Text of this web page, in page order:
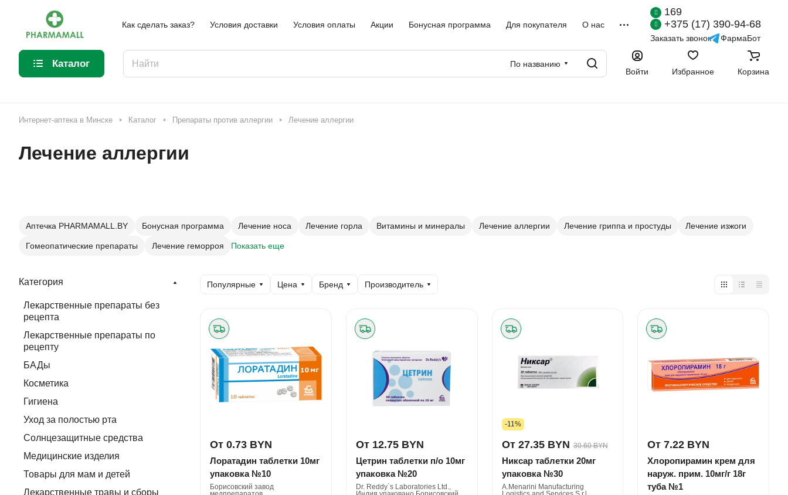
Как сделать заказ? Условия доставки Условия оплаты Акции Бонусная программа Для покупателя О нас
169
+375 (17) 390-94-68
Заказать звонок ФармаБот
Каталог
По названию
Войти
Избранное Корзина
Интернет-аптека в Минске Каталог Препараты против аллергии Лечение аллергии
Лечение аллергии
Аптечка PHARMAMALL.BY Бонусная программа Лечение носа Лечение горла Витамины и минералы Лечение аллергии Лечение гриппа и простуды Лечение изжоги
Гомеопатические препараты Лечение геморроя Показать еще
Популярные Цена Бренд Производитель
От 0.73 BYN
Лоратадин таблетки 10мг
упаковка №10
Борисовский завод
От 12.75 BYN
Цетрин таблетки п/о 10мг
упаковка №20
Dr. Reddy`s Laboratories Ltd.,
-11%
От 27.35 BYN 30.60 BYN
Никсар таблетки 20мг
упаковка №30
A.Menarini Manufacturing
От 7.22 BYN
Хлоропирамин крем для
наруж. прим. 10мг/г 18г
туба №1
Категория
Лекарственные препараты без
рецепта
Лекарственные препараты по
рецепту
БАДы
Косметика
Гигиена
Уход за полостью рта
Солнцезащитные средства
Медицинские изделия
Товары для мам и детей
Лекарственные травы и сборы